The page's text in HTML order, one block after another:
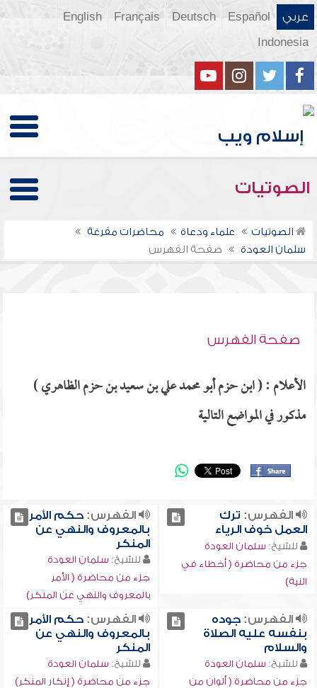
عربي Español
Deutsch
Français
English
Indonesia
الصوتيات
الصوتيات علماء ودعاة
محاضرات مفرغة
سلمان العودة
صفحة الفهرس
صفحة الفهرس
الأعلام : ( ابن حزم أبو محمد علي بن سعيد بن حزم الظاهري )
مذكور في المواضع التالية
الفهرس: ترك
العمل خوف الرياء
للشيخ: سلمان العودة
جزء من محاضرة ( أخطاء في
النية)
الفهرس:حكم الأمر
بالمعروف والنهي عن
المنكر
للشيخ: سلمان العودة
جزء من محاضرة ( الأمر
بالمعروف والنهي عن المنكر)
الفهرس:جوده
بنفسه عليه الصلاة
والسلام
للشيخ: سلمان العودة
جزء من محاضرة ( ألوان من
الفهرس:حكم الأمر
بالمعروف والنهي عن
المنكر
للشيخ: سلمان العودة
جزء من محاضرة ( إنكار المنكر)